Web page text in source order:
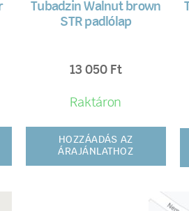
Tubadzin Walnut brown
STR padlólap
13 050 Ft
Raktáron
HOZZÁADÁS AZ
ÁRAJÁNLATHOZ